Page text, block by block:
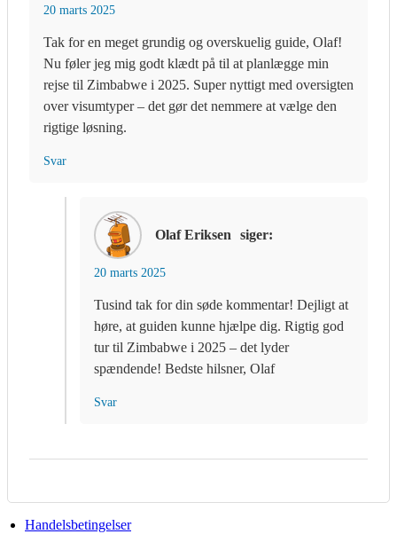
20 marts 2025
Tak for en meget grundig og overskuelig guide, Olaf!
Nu føler jeg mig godt klædt på til at planlægge min
rejse til Zimbabwe i 2025. Super nyttigt med oversigten
over visumtyper – det gør det nemmere at vælge den
rigtige løsning.
Svar
Olaf Eriksen siger:
20 marts 2025
Tusind tak for din søde kommentar! Dejligt at
høre, at guiden kunne hjælpe dig. Rigtig god
tur til Zimbabwe i 2025 – det lyder
spændende! Bedste hilsner, Olaf
Svar
Handelsbetingelser